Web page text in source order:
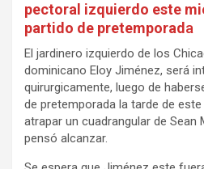
pectoral izquierdo este
partido de pretemporad a
El jardinero izquierdo de los
dominicano Eloy Jiménez, será
quirurgicamente, luego de
de pretemporada la tarde de
atrapar un cuadrangular de Sean
pensó alcanzar.